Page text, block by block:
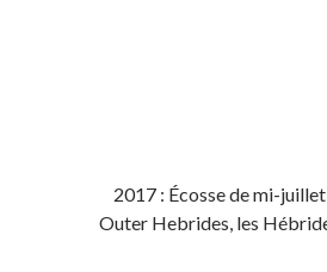
2017 : Écosse de mi-
Outer Hebrides, les